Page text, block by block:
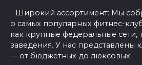
- Широкий ассортимент: Мы
о самых популярных фитнес-
как крупные федеральные сети,
заведения. У нас представлены
— от бюджетных до люксовых.